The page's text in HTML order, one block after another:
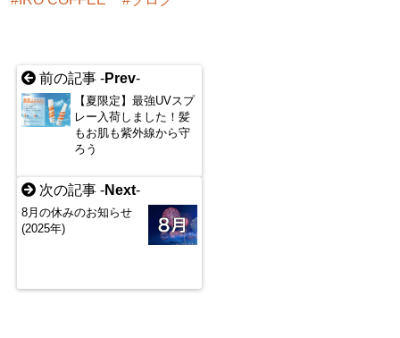
前の記事 -Prev-
【夏限定】最強UVスプ
レー入荷しました！髪
もお肌も紫外線から守
ろう
次の記事 -Next-
8月の休みのお知らせ
(2025年)